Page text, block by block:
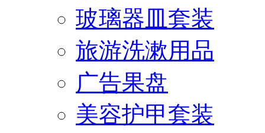
玻璃器皿套装
旅游洗漱用品
广告果盘
美容护甲套装